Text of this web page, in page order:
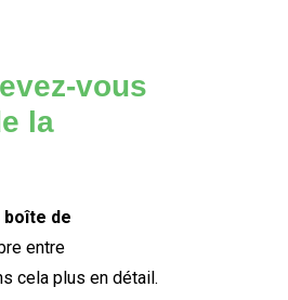
vous
la
de
entre
cela plus en détail.